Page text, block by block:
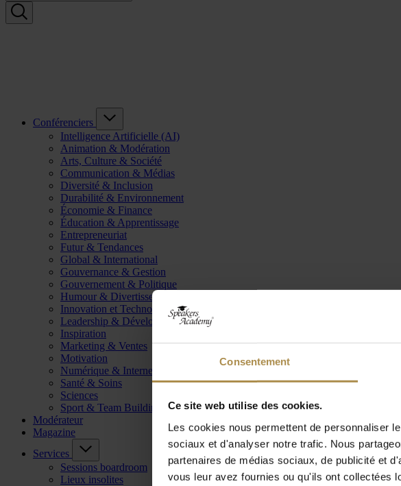
Consentement
Ce site web utilise des cookies.
Les cookies nous permettent de personnaliser
sociaux et d'analyser notre trafic. Nous
partenaires de médias sociaux, de publicité et
vous leur avez fournies ou qu'ils ont collectées
Conférenciers
Intelligence Artificielle (AI)
Animation & Modération
Arts, Culture & Société
Communication & Médias
Diversité & Inclusion
Durabilité & Environnement
Économie & Finance
Éducation & Apprentissage
Entrepreneuriat
Futur & Tendances
Global & International
Gouvernance & Gestion
Gouvernement & Politique
Humour & Divertissement
Innovation et Technologie
Leadership & Développement
Inspiration
Marketing & Ventes
Motivation
Numérique & Internet
Santé & Soins
Sciences
Sport & Team Building
Modérateur
Magazine
Services
Sessions boardroom
Lieux insolites